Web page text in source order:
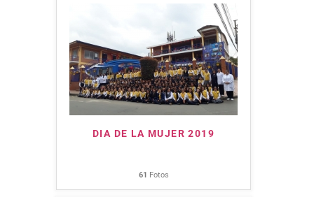
DIA DE LA MUJER 2019
61 Fotos